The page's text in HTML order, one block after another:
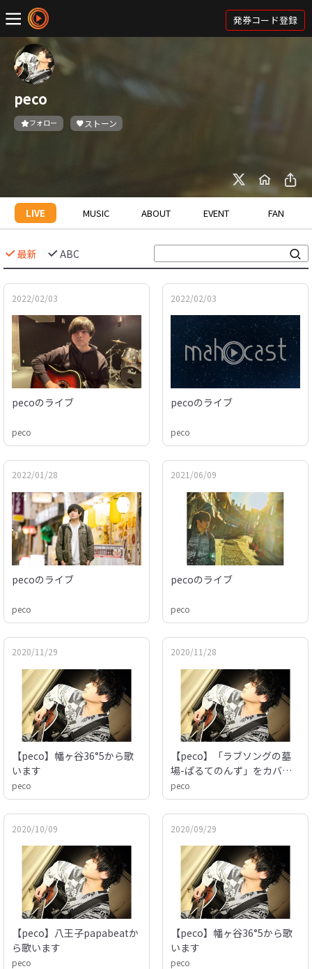
発券コード登録
peco
フォロー ストーン
LIVE MUSIC ABOUT EVENT FAN
最新 ABC
2022/02/03
pecoのライブ
peco
2022/02/03
pecoのライブ
peco
2022/01/28
pecoのライブ
peco
2021/06/09
pecoのライブ
peco
2020/11/29
【peco】幡ヶ谷36°5から歌
います
peco
2020/11/28
【peco】「ラブソングの墓
場-ぱるてのんず」をカバー
出来るようにする配信
peco
2020/10/09
【peco】八王子papabeatか
ら歌います
peco
2020/09/29
【peco】幡ヶ谷36°5から歌
います
peco